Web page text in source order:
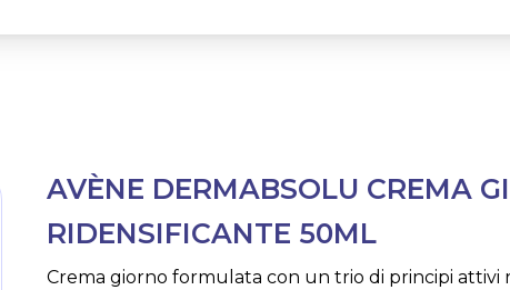
AVÈNE DERMABSOLU CREMA
RIDENSIFICANTE 50ML
Crema giorno formulata con un trio di principi attivi
to
beginning